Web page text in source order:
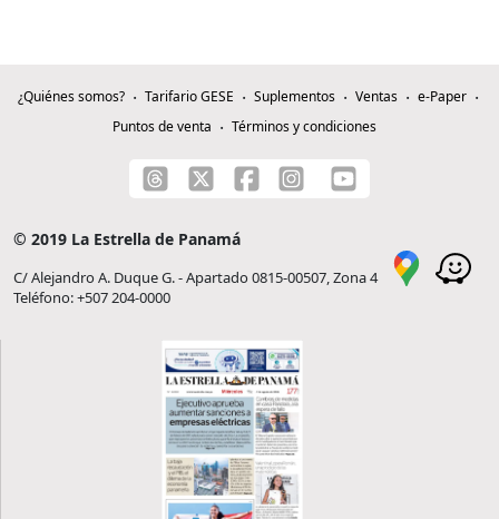
¿Quiénes somos? Tarifario GESE Suplementos Ventas
e-Paper
Puntos de venta
Términos y condiciones
© 2019 La Estrella de Panamá
C/ Alejandro A. Duque G. - Apartado 0815-00507, Zona 4
Teléfono: +507 204-0000